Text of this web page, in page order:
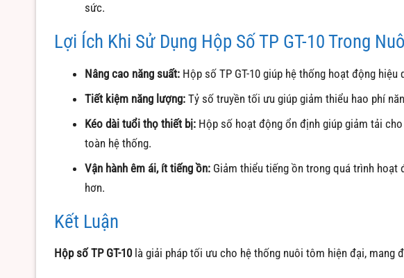
sức.
Lợi Ích Khi Sử Dụng Hộp Số TP GT-10 Trong
Nâng cao năng suất:Hộp số TP GT-10 giúp hệ thống hoạt động
Tiết kiệm năng lượng:Tỷ số truyền tối ưu giúp giảm thiểu hao phí
Kéo dài tuổi thọ thiết bị:Hộp số hoạt động ổn định giúp giảm tải
toàn hệ thống.
Vận hành êm ái, ít tiếng ồn:Giảm thiểu tiếng ồn trong quá trình
hơn.
Kết Luận
Hộp số TP GT-10là giải pháp tối ưu cho hệ thống nuôi tôm hiện đại, mang